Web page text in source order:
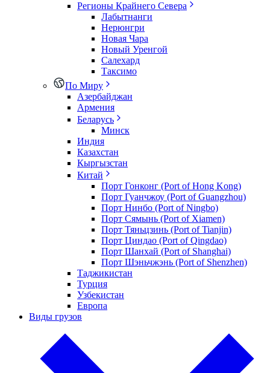
Регионы Крайнего Севера
Лабытнанги
Нерюнгри
Новая Чара
Новый Уренгой
Салехард
Таксимо
По Миру
Азербайджан
Армения
Беларусь
Минск
Индия
Казахстан
Кыргызстан
Китай
Порт Гонконг (Port of Hong Kong)
Порт Гуанчжоу (Port of Guangzhou)
Порт Нинбо (Port of Ningbo)
Порт Сямынь (Port of Xiamen)
Порт Тяньцзинь (Port of Tianjin)
Порт Циндао (Port of Qingdao)
Порт Шанхай (Port of Shanghai)
Порт Шэньчжэнь (Port of Shenzhen)
Таджикистан
Турция
Узбекистан
Европа
Виды грузов